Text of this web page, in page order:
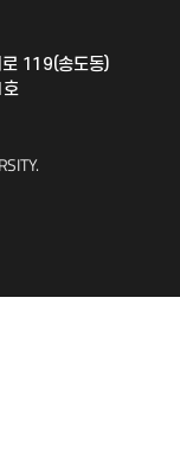
119(송도동)
호